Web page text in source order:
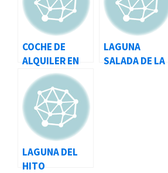
COCHE DE
ALQUILER EN
ISLANDIA Y
LAGUNA AZUL
LAGUNA
SALADA DE LA
LAGUNA DEL
HITO